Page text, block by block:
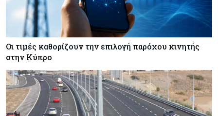
Κόσμος 07-08-2026
Ευρωπαϊκή αυτοκινητοβιομηχανία: Αναζητά
σωσίβιο στην Κίνα
Κύπρος
Πώς οι κυπριακές τράπεζες «τιμολογούν» τον
πόλεμο
Κύπρος 06-08-2026
Οι τιμές καθορίζουν την επιλογή παρόχου κινητής
στην Κύπρο